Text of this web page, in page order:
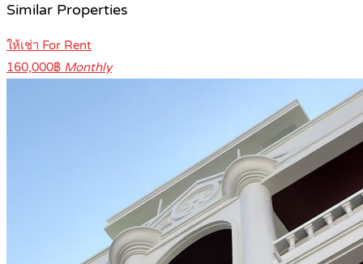
Similar Properties
ให้เช่า For Rent
160,000฿ Monthly